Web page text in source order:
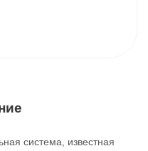
система, известная